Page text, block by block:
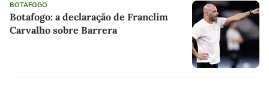
BOTAFOGO
Botafogo: a declaração de Franclim
Carvalho sobre Barrera